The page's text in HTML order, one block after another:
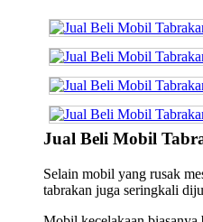
Jual Beli Mobil
Selain mobil yang rusak
tabrakan juga seringkali